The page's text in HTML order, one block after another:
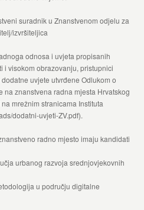
suradnik u Znanstvenom odjelu za
izvršiteljica
odnosa i uvjeta propisanih
i visokom obrazovanju, pristupnici
uvjete utvrđene Odlukom o
na znanstvena radna mjesta Hrvatskog
mrežnim stranicama Instituta
dodatni-uvjeti-ZV.pdf).
radno mjesto imaju kandidati
urbanog razvoja srednjovjekovnih
u području digitalne